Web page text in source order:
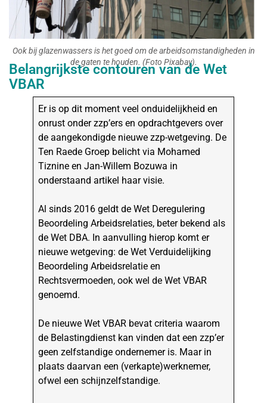
Ook bij glazenwassers is het goed om de arbeidsomstandigheden in
de gaten te houden. (Foto Pixabay).
Belangrijkste contouren van de Wet
VBAR
Er is op dit moment veel onduidelijkheid en
onrust onder zzp’ers en opdrachtgevers over
de aangekondigde nieuwe zzp-wetgeving. De
Ten Raede Groep belicht via Mohamed
Tiznine en Jan-Willem Bozuwa in
onderstaand artikel haar visie.
Al sinds 2016 geldt de Wet Deregulering
Beoordeling Arbeidsrelaties, beter bekend als
de Wet DBA. In aanvulling hierop komt er
nieuwe wetgeving: de Wet Verduidelijking
Beoordeling Arbeidsrelatie en
Rechtsvermoeden, ook wel de Wet VBAR
genoemd.
De nieuwe Wet VBAR bevat criteria waarom
de Belastingdienst kan vinden dat een zzp’er
geen zelfstandige ondernemer is. Maar in
plaats daarvan een (verkapte)werknemer,
ofwel een schijnzelfstandige.